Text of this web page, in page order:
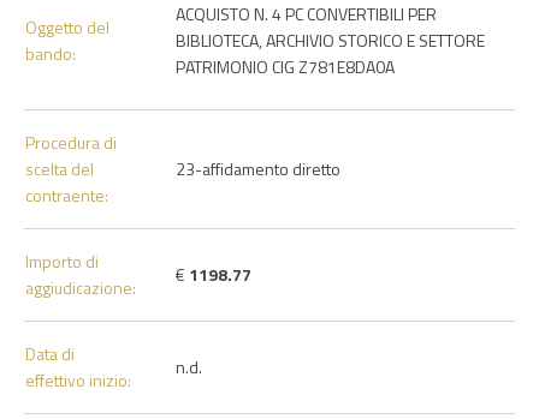
Oggetto del
bando:
ACQUISTO N. 4 PC CONVERTIBILI PER
BIBLIOTECA, ARCHIVIO STORICO E SETTORE
PATRIMONIO CIG Z781E8DA0A
Procedura di
scelta del
contraente:
23-affidamento diretto
Importo di
aggiudicazione:
€ 1198.77
Data di
effettivo inizio:
n.d.